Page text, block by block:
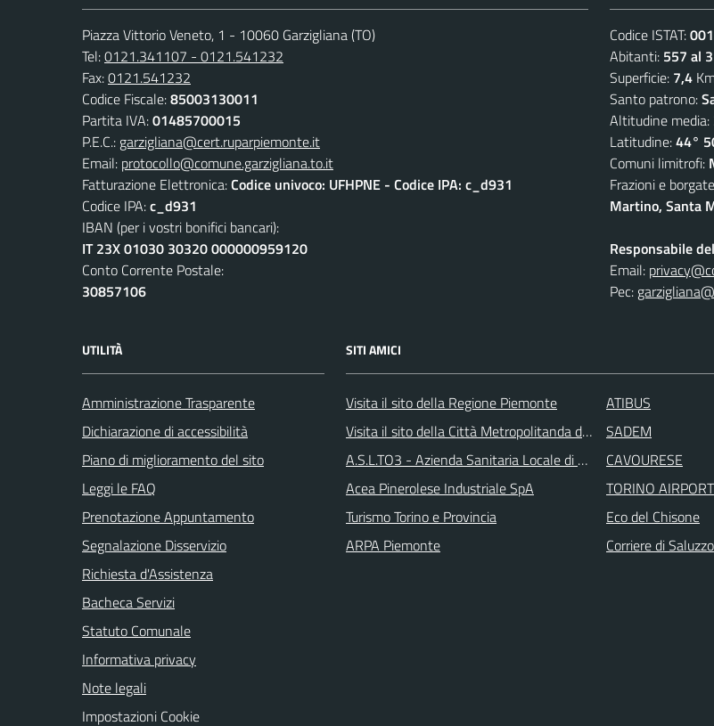
Piazza Vittorio Veneto, 1 - 10060 Garzigliana (TO)
Tel:0121.341107 - 0121.541232
Fax:0121.541232
Codice Fiscale:85003130011
Partita IVA:01485700015
P.E.C.: garzigliana@cert.ruparpiemonte.it
Email: protocollo@comune.garzigliana.to.it
Fatturazione Elettronica:Codice univoco: UFHPNE - Codice IPA: c_d931
Codice IPA:c_d931
IBAN (per i vostri bonifici bancari):
IT 23X 01030 30320 000000959120
Conto Corrente Postale:
30857106
Codice ISTAT:
Abitanti: 557 al
Superficie: 7,4
Santo patrono:
Altitudine media:
Latitudine:44°
Comuni limitrofi:
Frazioni e
Martino, Santa
Responsabile
Email:
Pec:
UTILITÀ
Amministrazione Trasparente
Dichiarazione di accessibilità
Piano di miglioramento del sito
Leggi le FAQ
Prenotazione Appuntamento
Segnalazione Disservizio
Richiesta d'Assistenza
Bacheca Servizi
Statuto Comunale
Informativa privacy
Note legali
Impostazioni Cookie
SITI AMICI
Visita il sito della Regione Piemonte
Visita il sito della Città Metropolitanda di Torino
A.S.L.TO3 - Azienda Sanitaria Locale di Collegno e Pinerolo
Acea Pinerolese Industriale SpA
Turismo Torino e Provincia
ARPA Piemonte
ATIBUS
SADEM
CAVOURESE
TORINO AIRPORT
Eco del Chisone
Corriere di Saluzzo